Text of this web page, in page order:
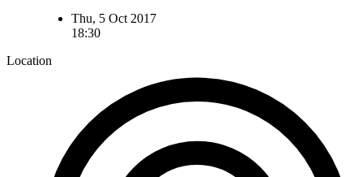
Thu, 5 Oct 2017
18:30
Location